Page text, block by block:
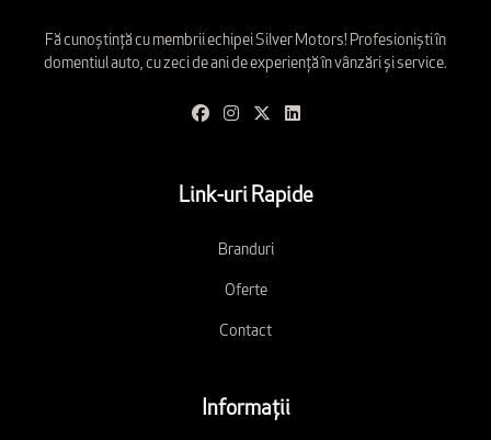
Fă cunoștință cu membrii echipei Silver Motors! Profesioniști în
domentiul auto, cu zeci de ani de experiență în vânzări și service.
Link-uri Rapide
Branduri
Oferte
Contact
Informații